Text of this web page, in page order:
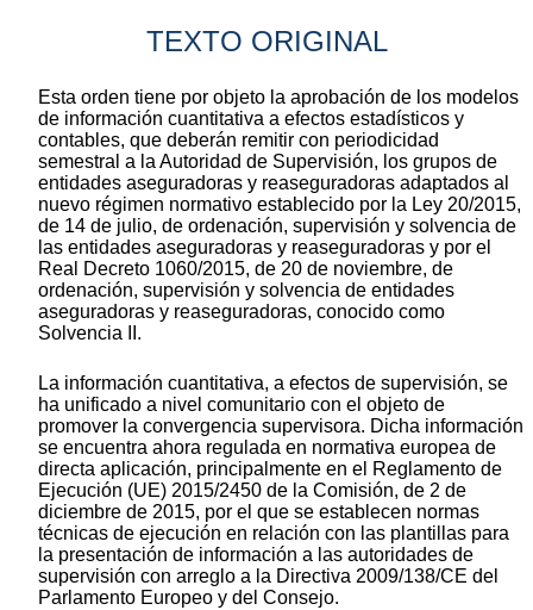
TEXTO ORIGINAL
Esta orden tiene por objeto la aprobación de los modelos
de información cuantitativa a efectos estadísticos y
contables, que deberán remitir con periodicidad
semestral a la Autoridad de Supervisión, los grupos de
entidades aseguradoras y reaseguradoras adaptados al
nuevo régimen normativo establecido por la Ley 20/2015,
de 14 de julio, de ordenación, supervisión y solvencia de
las entidades aseguradoras y reaseguradoras y por el
Real Decreto 1060/2015, de 20 de noviembre, de
ordenación, supervisión y solvencia de entidades
aseguradoras y reaseguradoras, conocido como
Solvencia II.
La información cuantitativa, a efectos de supervisión, se
ha unificado a nivel comunitario con el objeto de
promover la convergencia supervisora. Dicha información
se encuentra ahora regulada en normativa europea de
directa aplicación, principalmente en el Reglamento de
Ejecución (UE) 2015/2450 de la Comisión, de 2 de
diciembre de 2015, por el que se establecen normas
técnicas de ejecución en relación con las plantillas para
la presentación de información a las autoridades de
supervisión con arreglo a la Directiva 2009/138/CE del
Parlamento Europeo y del Consejo.